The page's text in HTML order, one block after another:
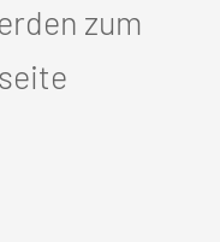
zum